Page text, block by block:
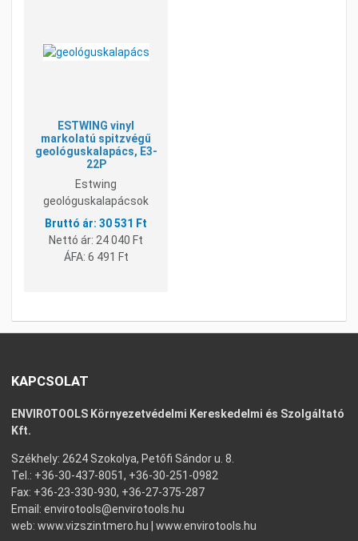
ESTWING vinyl
markolatú spitzvégű
geológuskalapács, E3-
22P
Estwing
geológuskalapácsok
30 531 Ft
Nettó ár: 24 040 Ft
ÁFA: 6 491 Ft
KAPCSOLAT
ENVIROTOOLS Környezetvédelmi Kereskedelmi és Szolgáltató
Kft.
Székhely: 2624 Szokolya, Petőfi Sándor u. 8.
Tel.: +36-30-437-8051, +36-30-251-0982
Fax: +36-23-330-930, +36-27-375-287
Email: envirotools@envirotools.hu
web: www.vizszintmero.hu www.envirotools.hu